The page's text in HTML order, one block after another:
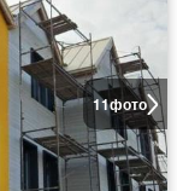
11фото